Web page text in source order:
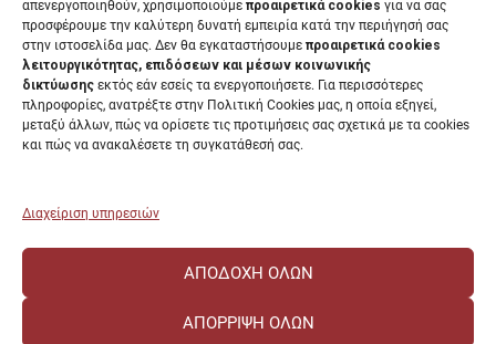
απενεργοποιηθούν, χρησιμοποιούμε προαιρετικά cookies για να σας
προσφέρουμε την καλύτερη δυνατή εμπειρία κατά την περιήγησή σας
στην ιστοσελίδα μας. Δεν θα εγκαταστήσουμε προαιρετικά cookies
λειτουργικότητας, επιδόσεων και μέσων κοινωνικής
δικτύωσης εκτός εάν εσείς τα ενεργοποιήσετε. Για περισσότερες
πληροφορίες, ανατρέξτε στην Πολιτική Cookies μας, η οποία εξηγεί,
μεταξύ άλλων, πώς να ορίσετε τις προτιμήσεις σας σχετικά με τα cookies
και πώς να ανακαλέσετε τη συγκατάθεσή σας.
Διαχείριση υπηρεσιών
ΑΠΟΔΟΧΉ ΌΛΩΝ
ΑΠΌΡΡΙΨΗ ΌΛΩΝ
Δημόσια Διαβούλευση
Συνεδριάσεις Συγκλήτου
Συνεδριάσεις Συμβουλίου Διοίκησης
EUNICoast European University